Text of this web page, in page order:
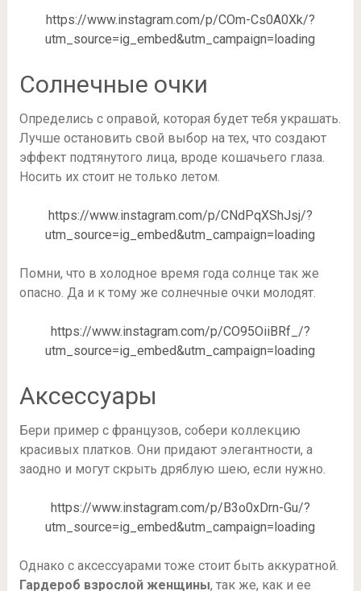
https://www.instagram.com/p/COm-Cs0A0Xk/?
utm_source=ig_embed&utm_campaign=loading
Солнечные очки
Определись с оправой, которая будет тебя украшать.
Лучше остановить свой выбор на тех, что создают
эффект подтянутого лица, вроде кошачьего глаза.
Носить их стоит не только летом.
https://www.instagram.com/p/CNdPqXShJsj/?
utm_source=ig_embed&utm_campaign=loading
Помни, что в холодное время года солнце так же
опасно. Да и к тому же солнечные очки молодят.
https://www.instagram.com/p/CO95OiiBRf_/?
utm_source=ig_embed&utm_campaign=loading
Аксессуары
Бери пример с французов, собери коллекцию
красивых платков. Они придают элегантности, а
заодно и могут скрыть дряблую шею, если нужно.
https://www.instagram.com/p/B3o0xDrn-Gu/?
utm_source=ig_embed&utm_campaign=loading
Однако с аксессуарами тоже стоит быть аккуратной.
Гардероб взрослой женщины, так же, как и ее